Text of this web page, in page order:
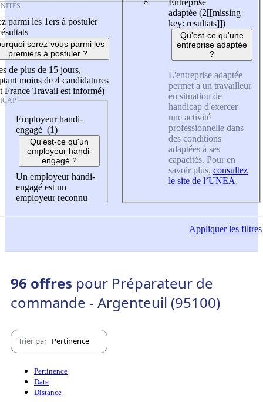
parmi les 1ers à postuler
serez-vous parmi les
premiers à postuler ?
de plus de 15 jours,
moins de 4 candidatures
France Travail est informé)
Employeur handi-
engagé (1)
Qu'est-ce qu'un
employeur handi-
engagé ?
Un employeur handi-
engagé est un
employeur reconnu
adaptée (2[[missing
key: resultats]])
Qu'est-ce qu'une
entreprise adaptée
?
L'entreprise adaptée
permet à un travailleur
en situation de
handicap d'exercer
une activité
professionnelle dans
des conditions
adaptées à ses
capacités. Pour en
savoir plus, consultez
le site de l’UNEA.
Appliquerles filtres
96 offres pour Préparateur de
commande - Argenteuil (95100)
Trier par Pertinence
Pertinence
Date
Distance